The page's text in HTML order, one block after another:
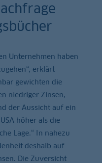
Unternehmen haben
erklärt
gewichten die
niedriger Zinsen,
der Aussicht auf ein
höher als die
Lage.“ In nahezu
deshalb auf
Die Zuversicht